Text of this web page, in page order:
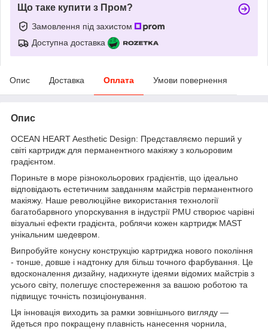
Що таке купити з Пром?
Замовлення під захистом
Доступна доставка
Опис Доставка Оплата Умови повернення
Опис
OCEAN HEART Aesthetic Design: Представляємо перший у
світі картридж для перманентного макіяжу з кольоровим
градієнтом.
Пориньте в море різнокольорових градієнтів, що ідеально
відповідають естетичним завданням майстрів перманентного
макіяжу. Наше революційне використання технології
багатобарвного упорскування в індустрії PMU створює чарівні
візуальні ефекти градієнта, роблячи кожен картридж MAST
унікальним шедевром.
Випробуйте конусну конструкцію картриджа нового покоління
- тонше, довше і надтонку для більш точного фарбування. Це
вдосконалення дизайну, надихнуте ідеями відомих майстрів з
усього світу, полегшує спостереження за вашою роботою та
підвищує точність позиціонування.
Ця інновація виходить за рамки зовнішнього вигляду —
йдеться про покращену плавність нанесення чорнила,